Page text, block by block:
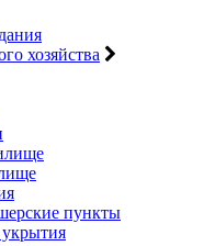
хозяйства
пункты